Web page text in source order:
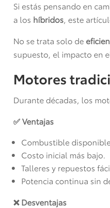
Si estás pensando en
a los híbridos, este
No se trata solo de
supuesto, el impacto en
Motores
Durante décadas, los
✅ Ventajas
Combustible
Costo inicial más bajo.
Talleres y repuestos
Potencia continua sin
❌ Desventajas